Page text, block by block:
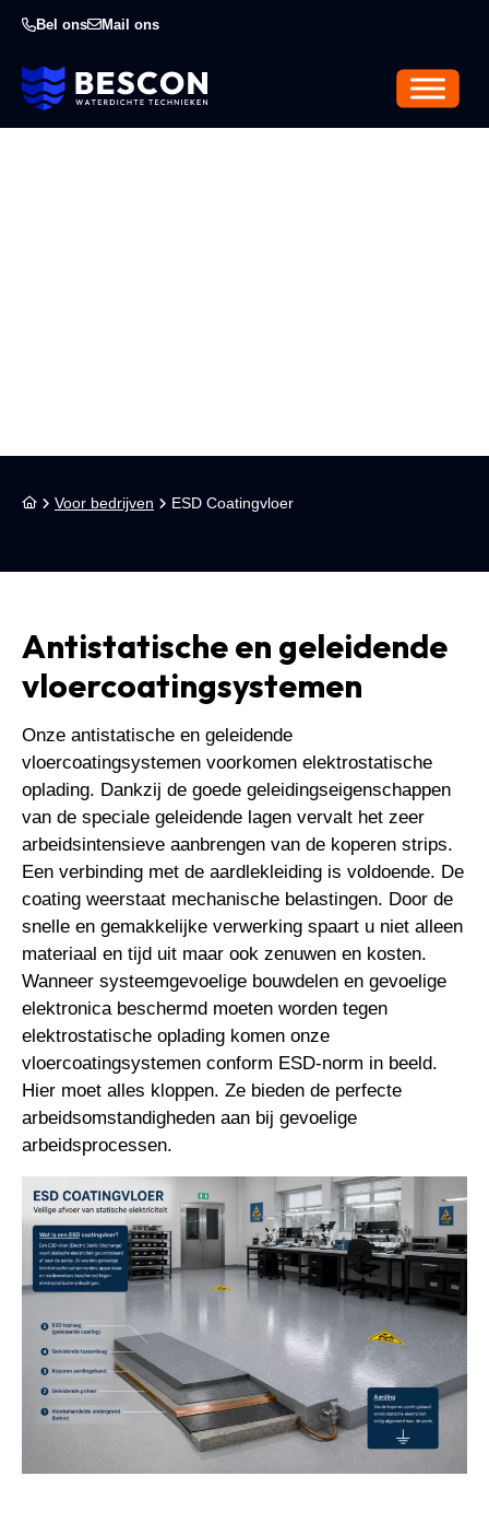
Bel ons Mail ons
Voor bedrijven ESD Coatingvloer
Antistatische en geleidende
vloercoatingsystemen
Onze antistatische en geleidende
vloercoatingsystemen voorkomen elektrostatische
oplading. Dankzij de goede geleidingseigenschappen
van de speciale geleidende lagen vervalt het zeer
arbeidsintensieve aanbrengen van de koperen strips.
Een verbinding met de aardlekleiding is voldoende. De
coating weerstaat mechanische belastingen. Door de
snelle en gemakkelijke verwerking spaart u niet alleen
materiaal en tijd uit maar ook zenuwen en kosten.
Wanneer systeemgevoelige bouwdelen en gevoelige
elektronica beschermd moeten worden tegen
elektrostatische oplading komen onze
vloercoatingsystemen conform ESD-norm in beeld.
Hier moet alles kloppen. Ze bieden de perfecte
arbeidsomstandigheden aan bij gevoelige
arbeidsprocessen.